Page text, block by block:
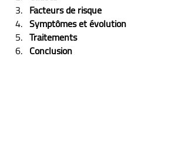
Facteurs de risque
Symptômes et évolution
Traitements
Conclusion